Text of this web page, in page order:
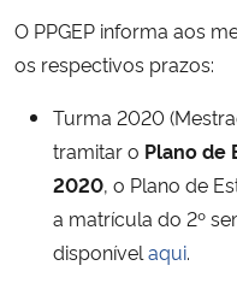
Ministério do Meio Ambiente
Ministério do Turismo
Ministério do Desenvolvimento
Controladoria-Geral da União
O PPGEP informa aos
os respectivos prazos:
Turma 2020
tramitar o Plano de
2020, o Plano de
a matrícula do 2º
disponível aqui.